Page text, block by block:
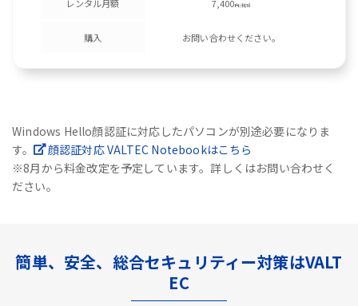
レンタル月額 7,400円/税別
購入 お問い合わせください。
Windows Hello顔認証に対応したパソコンが別途必要になりま
す。
顔認証対応 VALTEC Notebookはこちら
※8月から料金改定を予定しています。詳しくはお問い合わせく
ださい。
簡単、安全、総合セキュリティー対策はVALT
EC